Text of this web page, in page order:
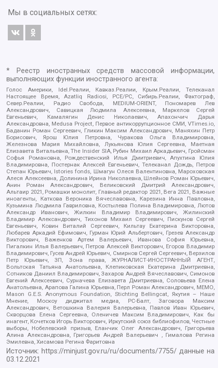
Мы в социальных сетях:
* Реестр иностранных средств массовой информации,
выполняющих функции иностранного агента:
Голос Америки, Idel.Реалии, Кавказ.Реалии, Крым.Реалии, Телеканал
Настоящее Время, Azatliq Radiosi, PCE/PC, Сибирь.Реалии, Фактограф,
Север.Реалии, Радио Свобода, MEDIUM-ORIENT, Пономарев Лев
Александрович, Савицкая Людмила Алексеевна, Маркелов Сергей
Евгеньевич, Камалягин Денис Николаевич, Апахончич Дарья
Александровна, Medusa Project, Первое антикоррупционное СМИ, VTimes.io,
Баданин Роман Сергеевич, Гликин Максим Александрович, Маняхин Петр
Борисович, Ярош Юлия Петровна, Чуракова Ольга Владимировна,
Железнова Мария Михайловна, Лукьянова Юлия Сергеевна, Маетная
Елизавета Витальевна, The Insider SIA, Рубин Михаил Аркадьевич, Гройсман
Софья Романовна, Рождественский Илья Дмитриевич, Апухтина Юлия
Владимировна, Постернак Алексей Евгеньевич, Телеканал Дождь, Петров
Степан Юрьевич, Istories fonds, Шмагун Олеся Валентиновна, Мароховская
Алеся Алексеевна, Долинина Ирина Николаевна, Шлейнов Роман Юрьевич,
Анин Роман Александрович, Великовский Дмитрий Александрович,
Альтаир 2021, Ромашки монолит, Главный редактор 2021, Вега 2021, Важные
иноагенты, Каткова Вероника Вячеславовна, Карезина Инна Павловна,
Кузьмина Людмила Гавриловна, Костылева Полина Владимировна, Лютов
Александр Иванович, Жилкин Владимир Владимирович, Жилинский
Владимир Александрович, Тихонов Михаил Сергеевич, Пискунов Сергей
Евгеньевич, Ковин Виталий Сергеевич, Кильтау Екатерина Викторовна,
Любарев Аркадий Ефимович, Гурман Юрий Альбертович, Грезев Александр
Викторович, Важенков Артем Валерьевич, Иванова София Юрьевна,
Пигалкин Илья Валерьевич, Петров Алексей Викторович, Егоров Владимир
Владимирович, Гусев Андрей Юрьевич, Смирнов Сергей Сергеевич, Верзилов
Петр Юрьевич, ЗП, Зона права, ЖУРНАЛИСТ-ИНОСТРАННЫЙ АГЕНТ,
Вольтская Татьяна Анатольевна, Клепиковская Екатерина Дмитриевна,
Сотников Даниил Владимирович, Захаров Андрей Вячеславович, Симонов
Евгений Алексеевич, Сурначева Елизавета Дмитриевна, Соловьева Елена
Анатольевна, Арапова Галина Юрьевна, Перл Роман Александрович, МЕМО,
Mason G.E.S. Anonymous Foundation, Stichting Bellingcat, Якутия – Наше
Мнение, Москоу диджитал медиа, РС-Балт, Заговора Максим
Александрович, Ветошкина Валерия Валерьевна, Павлов Иван Юрьевич,
Скворцова Елена Сергеевна, Оленичев Максим Владимирович, Как бы
инагент, Кочетков Игорь Викторович, Иркутский союз библиофилов, Честные
выборы, Нобелевский призыв, Еланчик Олег Александрович, Григорьева
Алина Александровна, Григорьев Андрей Валерьевич , Гималова Регина
Эмилевна, Хисамова Регина Фаритовна
Источник: https://minjust.gov.ru/ru/documents/7755/ данные на
03.12.2021